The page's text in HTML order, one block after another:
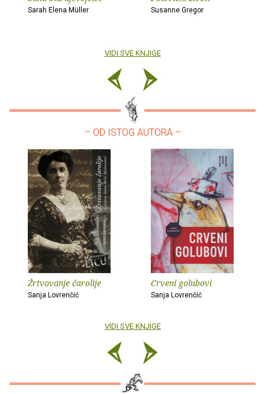
Sarah Elena Müller Susanne Gregor
VIDI SVE KNJIGE
– OD ISTOG AUTORA –
Žrtvovanje čarolije
Sanja Lovrenčić
Crveni golubovi
Sanja Lovrenčić
VIDI SVE KNJIGE